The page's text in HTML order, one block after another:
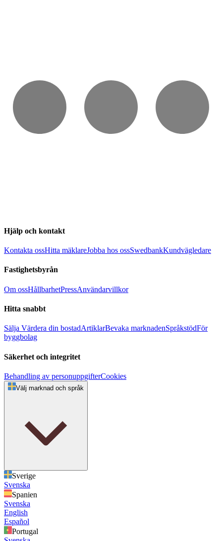
Hjälp och kontakt
Kontakta ossHitta mäklareJobba hos ossSwedbankKundvägledare
Fastighetsbyrån
Om ossHållbarhetPressAnvändarvillkor
Hitta snabbt
Sälja Värdera din bostadArtiklarBevaka marknadenSpråkstödFör
byggbolag
Säkerhet och integritet
Behandling av personuppgifterCookies
Välj marknad och språk
Sverige
Svenska
Spanien
Svenska
English
Español
Portugal